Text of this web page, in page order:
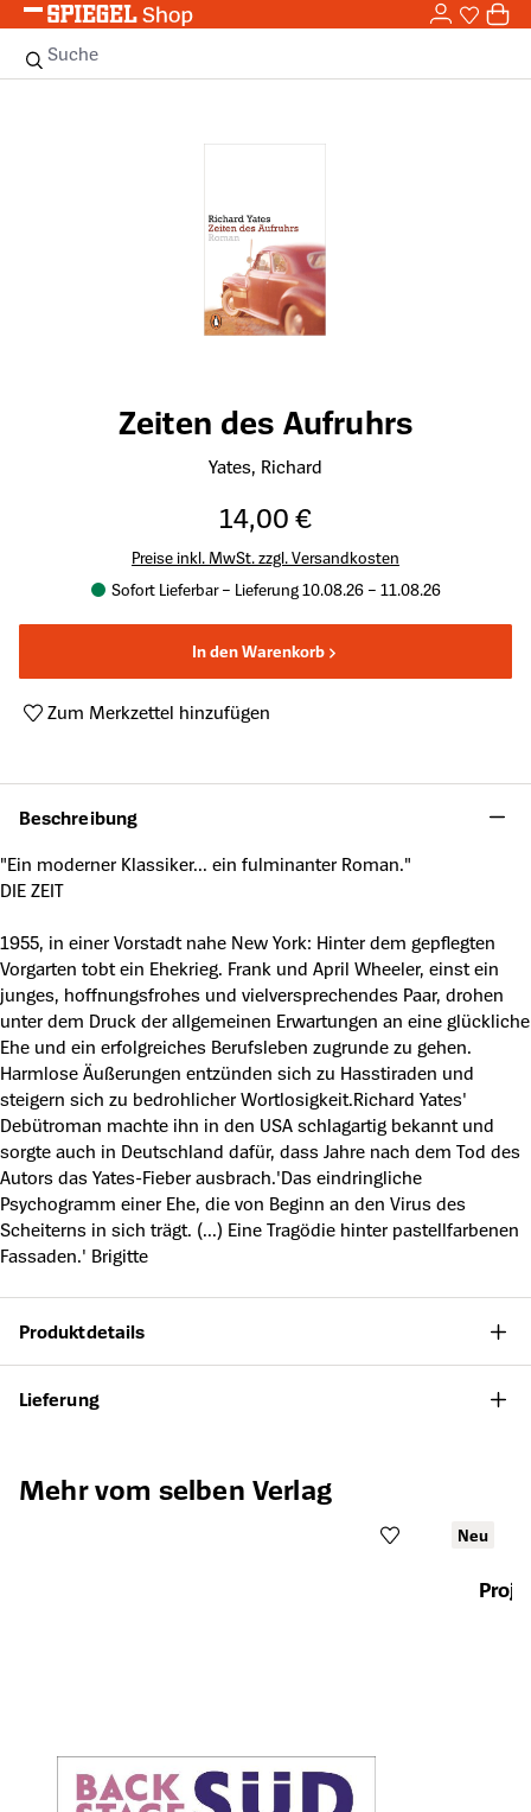
Zum Hauptinhalt springen 0
Suche
Zeiten des Aufruhrs
Yates, Richard
14,00 €
Preise inkl. MwSt. zzgl. Versandkosten
Sofort Lieferbar – Lieferung 10.08.26 – 11.08.26
In den Warenkorb
Zum Merkzettel hinzufügen
Beschreibung
"Ein moderner Klassiker... ein fulminanter Roman."
DIE ZEIT
1955, in einer Vorstadt nahe New York: Hinter dem gepflegten
Vorgarten tobt ein Ehekrieg. Frank und April Wheeler, einst ein
junges, hoffnungsfrohes und vielversprechendes Paar, drohen
unter dem Druck der allgemeinen Erwartungen an eine glückliche
Ehe und ein erfolgreiches Berufsleben zugrunde zu gehen.
Harmlose Äußerungen entzünden sich zu Hasstiraden und
steigern sich zu bedrohlicher Wortlosigkeit.Richard Yates'
Debütroman machte ihn in den USA schlagartig bekannt und
sorgte auch in Deutschland dafür, dass Jahre nach dem Tod des
Autors das Yates-Fieber ausbrach.'Das eindringliche
Psychogramm einer Ehe, die von Beginn an den Virus des
Scheiterns in sich trägt. (...) Eine Tragödie hinter pastellfarbenen
Fassaden.' Brigitte
Produktdetails
Lieferung
Produktgalerie überspringen
Mehr vom selben Verlag
Neu